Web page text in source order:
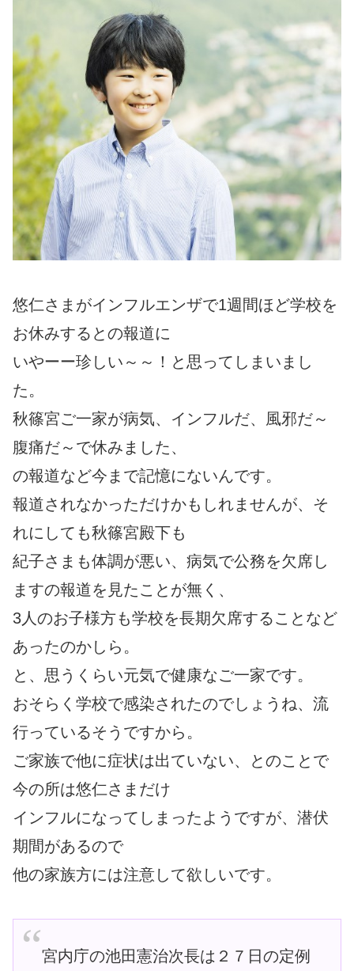
悠仁さまがインフルエンザで1週間ほど学校を
お休みするとの報道に
いやーー珍しい～～！と思ってしまいまし
た。
秋篠宮ご一家が病気、インフルだ、風邪だ～
腹痛だ～で休みました、
の報道など今まで記憶にないんです。
報道されなかっただけかもしれませんが、そ
れにしても秋篠宮殿下も
紀子さまも体調が悪い、病気で公務を欠席し
ますの報道を見たことが無く、
3人のお子様方も学校を長期欠席することなど
あったのかしら。
と、思うくらい元気で健康なご一家です。
おそらく学校で感染されたのでしょうね、流
行っているそうですから。
ご家族で他に症状は出ていない、とのことで
今の所は悠仁さまだけ
インフルになってしまったようですが、潜伏
期間があるので
他の家族方には注意して欲しいです。
宮内庁の池田憲治次長は２７日の定例